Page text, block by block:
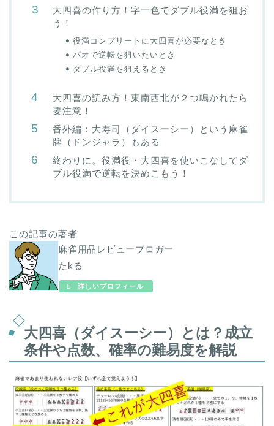
大四喜の作り方！字一色でダブル役満を狙お
う！
役満コンプリートに大四喜が必要なとき
パオで逆転を狙いたいとき
ダブル役満を狙えるとき
大四喜の読み方！東南西北が２つ鳴かれたら
要注意！
番外編：大寿司（ダイスーシー）という麻雀
牌（ドンジャラ）もある
終わりに。役満役・大四喜を使いこなしてダ
ブル役満で逆転を決めこもう！
この記事の著者
麻雀用品レビューブロガー
たkる
詳しいプロフィール
大四喜（ダイスーシー）とは？成立
条件や点数、確率の難易度を解説